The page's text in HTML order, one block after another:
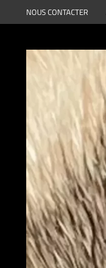
au
NOUS CONTACTER